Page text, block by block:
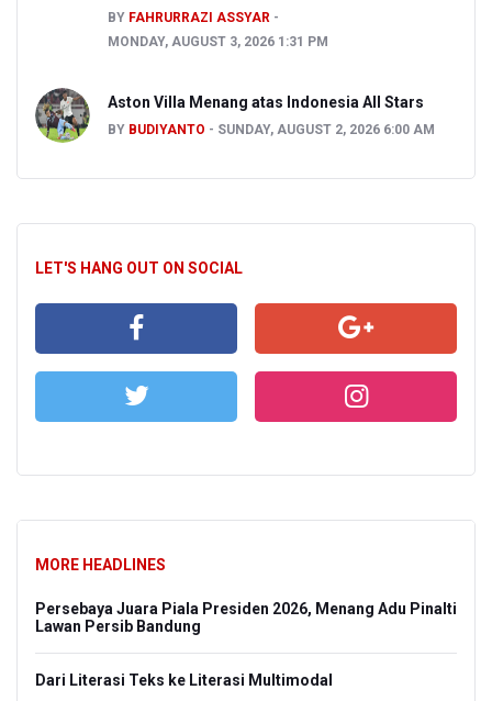
BY FAHRURRAZI ASSYAR
MONDAY, AUGUST 3, 2026 1:31 PM
Aston Villa Menang atas Indonesia All Stars
BY BUDIYANTO SUNDAY, AUGUST 2, 2026 6:00 AM
LET'S HANG OUT ON SOCIAL
MORE HEADLINES
Persebaya Juara Piala Presiden 2026, Menang Adu Pinalti
Lawan Persib Bandung
Dari Literasi Teks ke Literasi Multimodal